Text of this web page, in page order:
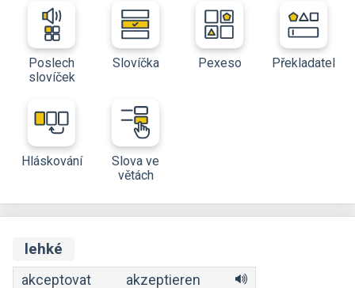
Poslech
slovíček
Slovíčka Pexeso Překladatel
Hláskování
Slova ve
větách
lehké
akceptovat
akzeptieren